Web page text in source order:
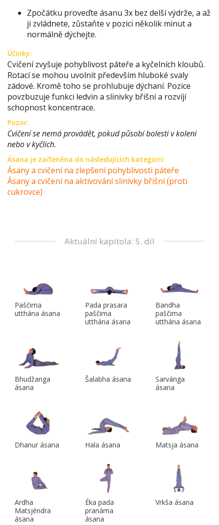
Zpočátku proveďte ásanu 3x bez delší výdrže, a až
ji zvládnete, zůstaňte v pozici několik minut a
normálně dýchejte.
Účinky:
Cvičení zvyšuje pohyblivost páteře a kyčelních kloubů.
Rotací se mohou uvolnit především hluboké svaly
zádové. Kromě toho se prohlubuje dýchaní. Pozice
povzbuzuje funkci ledvin a slinivky břišní a rozvíjí
schopnost koncentrace.
Pozor:
Cvičení se nemá provádět, pokud působí bolesti v koleni
nebo v kyčlích.
Ásana je začleněna do následujících kategorií:
Ásany a cvičení na zlepšení pohyblivosti páteře
Ásany a cvičení na aktivování slinivky břišní (proti
cukrovce)
Aktuální kapitola: 5. díl
Paščima
utthána ásana
Pada prasara
paščima
utthána ásana
Bandha
paščima
utthána ásana
Bhudžanga
ásana
Šalabha ásana
Sarvánga
ásana
Dhanur ásana Hala ásana Matsja ásana
Ardha
Matsjéndra
ásana
Éka pada
pranáma
ásana
Vrkša ásana